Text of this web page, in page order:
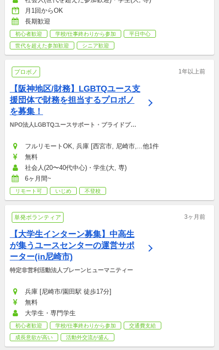
月1回からOK
長期歓迎
初心者歓迎 学校/仕事終わりから参加
平日中心
世代を超えた参加歓迎
シニア歓迎
プロボノ 1年以上前
【阪神地区/財務】LGBTQユース支
援団体で財務を担当するプロボノ
を募集！
NPO法人LGBTQユースサポート・プライドプロ
フルリモートOK, 兵庫 [西宮市, 尼崎市,...他1件
無料
社会人(20〜40代中心)・学生(大, 専)
6ヶ月間~
リモート可 いじめ 不登校
単発ボランティア 3ヶ月前
【大学生インターン募集】中高生
が集うユースセンターの運営サポ
ーター(in尼崎市)
特定非営利活動法人ブレーンヒューマニティー
兵庫 [尼崎市/園田駅 徒歩17分]
無料
大学生・専門学生
初心者歓迎 学校/仕事終わりから参加
交通費支給
成長意欲が高い
活動外交流が盛ん